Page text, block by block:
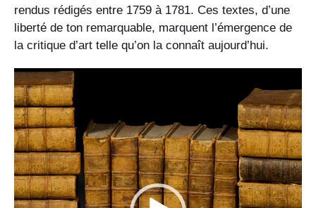
rendus rédigés entre 1759 à 1781. Ces textes, d’une
liberté de ton remarquable, marquent l’émergence de
la critique d’art telle qu’on la connaît aujourd’hui.
L
e
c
t
e
u
r
v